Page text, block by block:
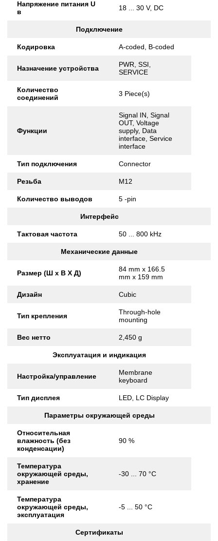
Напряжение питания U
в
18 ... 30 V, DC
Подключение
Кодировка A-coded, B-coded
Назначение устройства
PWR, SSI,
SERVICE
Количество
соединений
3 Piece(s)
Функции
Signal IN, Signal
OUT, Voltage
supply, Data
interface, Service
interface
Тип подключения Connector
Резьба M12
Количество выводов 5 -pin
Интерфейс
Тактовая частота 50 ... 800 kHz
Механические данные
Размер (Ш x В X Д)
84 mm x 166.5
mm x 159 mm
Дизайн Cubic
Тип крепления
Through-hole
mounting
Вес нетто 2,450 g
Эксплуатация и индикация
Настройка/управление
Membrane
keyboard
Тип дисплея LED, LC Display
Параметры окружающей среды
Относительная
влажность (без
конденсации)
90 %
Температура
окружающей среды,
хранение
-30 ... 70 °C
Температура
окружающей среды,
эксплуатация
-5 ... 50 °C
Сертификаты